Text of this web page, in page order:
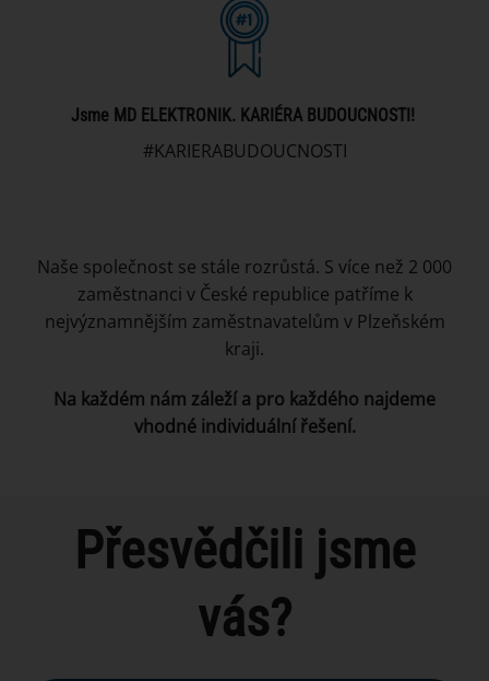
Jsme MD ELEKTRONIK. KARIÉRA BUDOUCNOSTI!
#KARIERABUDOUCNOSTI
Naše společnost se stále rozrůstá. S více než 2 000
zaměstnanci v České republice patříme k
nejvýznamnějším zaměstnavatelům v Plzeňském
kraji.
Na každém nám záleží a pro každého najdeme
vhodné individuální řešení.
Přesvědčili jsme
vás?